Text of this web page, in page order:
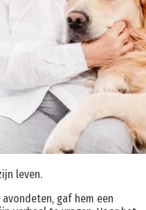
leven.
gaf hem een